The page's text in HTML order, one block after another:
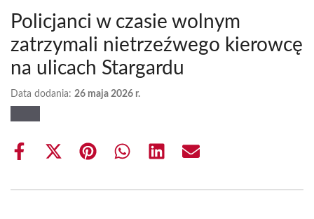
Policjanci w czasie wolnym
zatrzymali nietrzeźwego kierowcę
na ulicach Stargardu
Data dodania: 26 maja 2026 r.
Share
Share
(Twitter)
Share Share Share Share